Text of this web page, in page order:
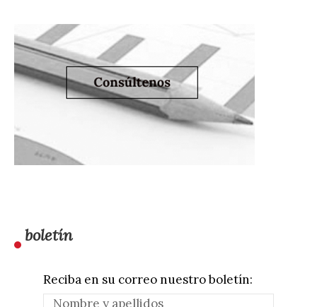
boletín
Reciba en su correo nuestro boletín: